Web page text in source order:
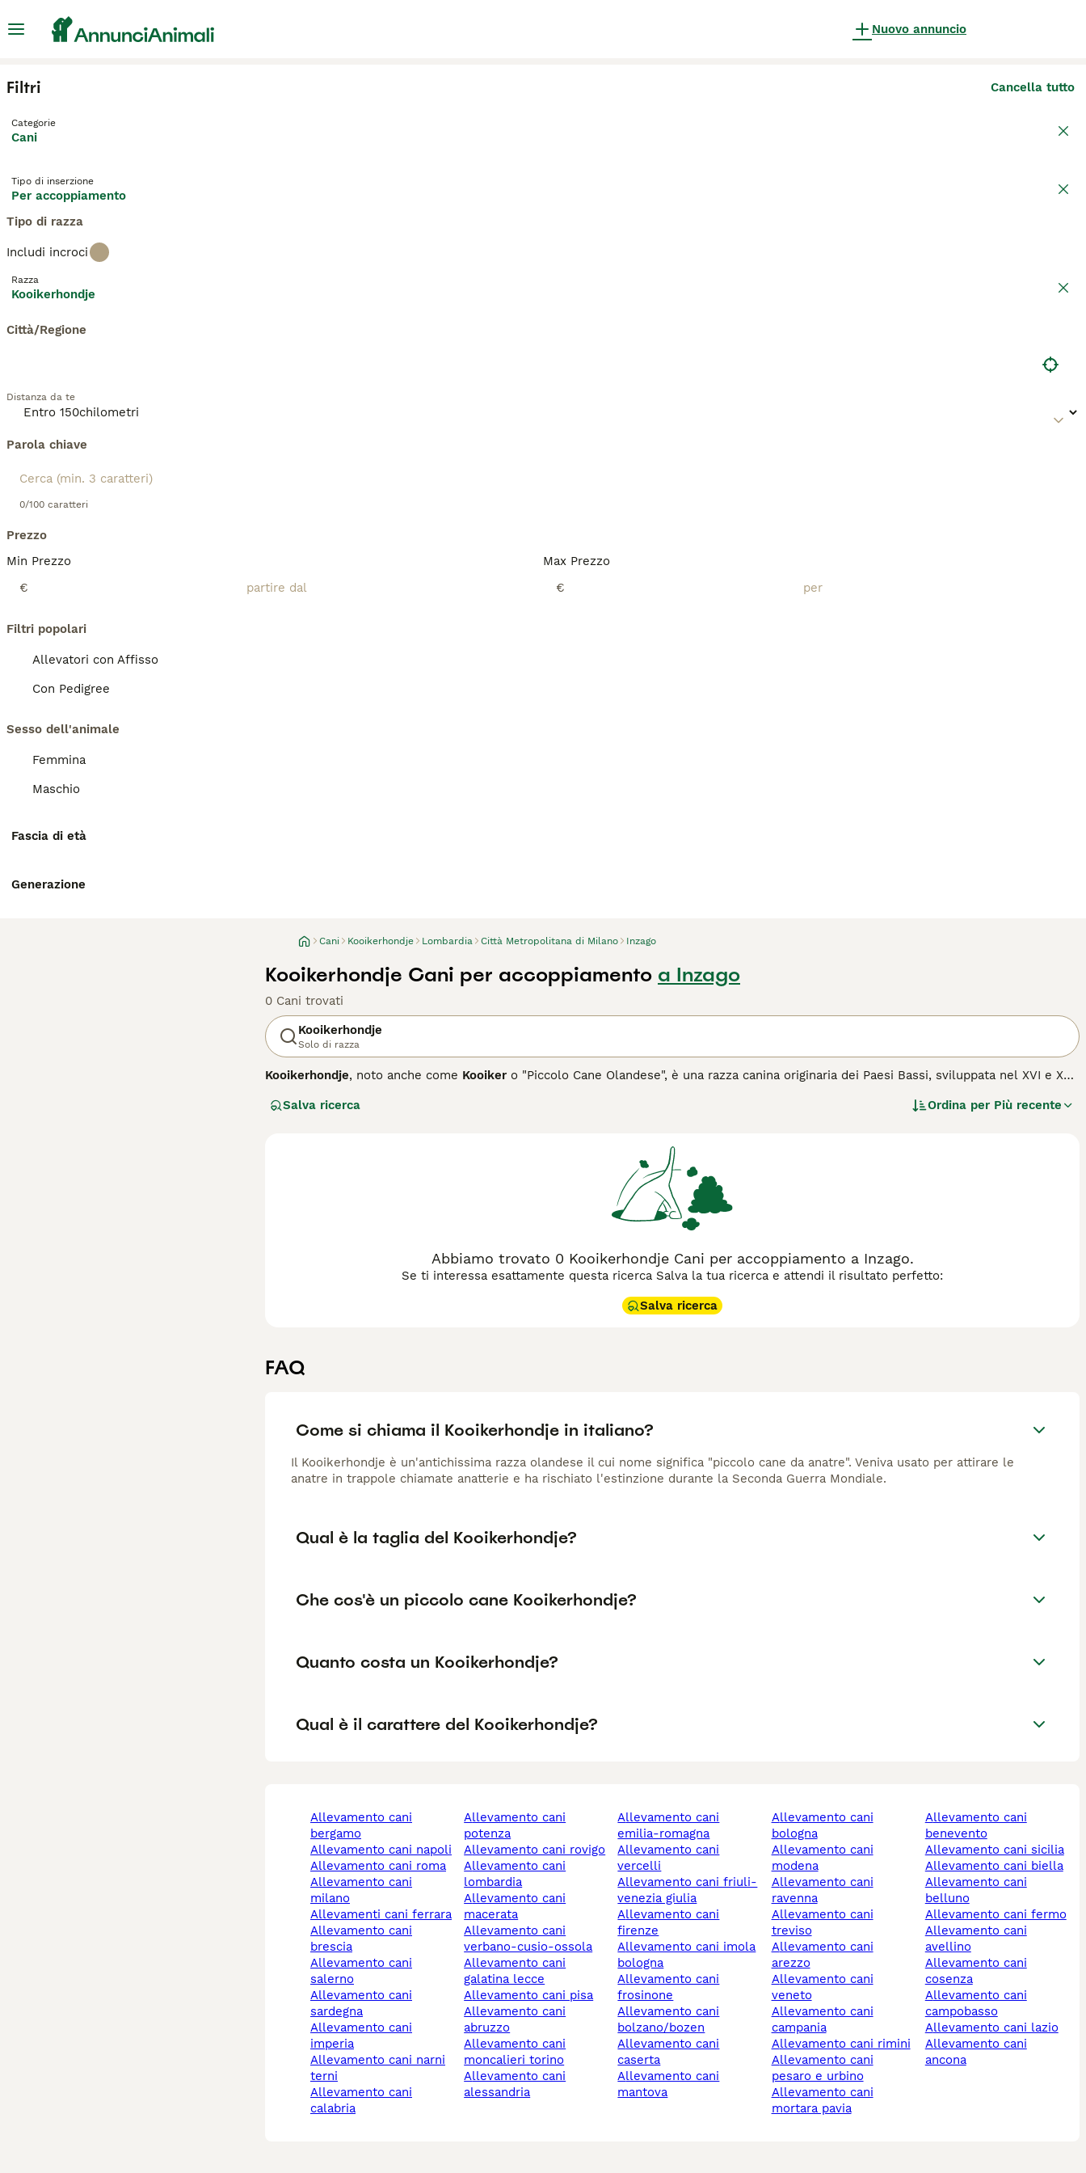
Nuovo annuncio
Filtri Cancella tutto
Categorie
Cani
Tipo di inserzione
Per accoppiamento
Tipo di razza
Includi incroci
Razza
Kooikerhondje
Città/Regione
Distanza da te
Parola chiave
0/100 caratteri
Prezzo
Min Prezzo
€
Max Prezzo
€
Filtri popolari
Allevatori con Affisso
Con Pedigree
Sesso dell'animale
Femmina
Maschio
Fascia di età
Generazione
Cani Kooikerhondje Lombardia Città Metropolitana di Milano Inzago
Kooikerhondje Cani per accoppiamento a Inzago
0 Cani trovati
Kooikerhondje
Solo di razza
Kooikerhondje, noto anche come Kooiker o "Piccolo Cane Olandese", è una razza canina originaria dei Paesi Bassi, sviluppata nel XVI e XVII
nere a punta e coda piumata, è un cane di taglia medio-piccola, agile ed elegante. Il
è noto per il suo temperamento
socializzazione precoce per evitare problemi comportamentali. In Italia, ricerche come "kooikerhondje prezzo", "kooikerhondje
allevamenti italia" e "kooikerhondje cuccioli" sono comuni per chi desidera adottare o acquistare un esemplare. Il
bisogno di cure regolari, tra cui spazzolatura 2-3 volte a settimana e controlli alla salute per prevenire patologie ereditarie. È una scelta
ideale per chi cerca un cane da compagnia energico e dal carattere equilibrato.
Salva ricerca Ordina per Più recente
Abbiamo trovato 0 Kooikerhondje Cani per accoppiamento a Inzago.
Se ti interessa esattamente questa ricerca Salva la tua ricerca e attendi il risultato perfetto:
Salva ricerca
FAQ
Come si chiama il Kooikerhondje in italiano?
Il Kooikerhondje è un'antichissima razza olandese il cui nome significa "piccolo cane da anatre". Veniva usato per attirare le
anatre in trappole chiamate anatterie e ha rischiato l'estinzione durante la Seconda Guerra Mondiale.
Qual è la taglia del Kooikerhondje?
Che cos'è un piccolo cane Kooikerhondje?
Quanto costa un Kooikerhondje?
Qual è il carattere del Kooikerhondje?
allevamento cani
bergamo
allevamento cani napoli
allevamento cani roma
allevamento cani
milano
allevamenti cani ferrara
allevamento cani
brescia
allevamento cani
salerno
allevamento cani
sardegna
allevamento cani
imperia
allevamento cani narni
terni
allevamento cani
calabria
allevamento cani
potenza
allevamento cani rovigo
allevamento cani
lombardia
allevamento cani
macerata
allevamento cani
verbano-cusio-ossola
allevamento cani
galatina lecce
allevamento cani pisa
allevamento cani
abruzzo
allevamento cani
moncalieri torino
allevamento cani
alessandria
allevamento cani
emilia-romagna
allevamento cani
vercelli
allevamento cani friuli-
venezia giulia
allevamento cani
firenze
allevamento cani imola
bologna
allevamento cani
frosinone
allevamento cani
bolzano/bozen
allevamento cani
caserta
allevamento cani
mantova
allevamento cani
bologna
allevamento cani
modena
allevamento cani
ravenna
allevamento cani
treviso
allevamento cani
arezzo
allevamento cani
veneto
allevamento cani
campania
allevamento cani rimini
allevamento cani
pesaro e urbino
allevamento cani
mortara pavia
allevamento cani
benevento
allevamento cani sicilia
allevamento cani biella
allevamento cani
belluno
allevamento cani fermo
allevamento cani
avellino
allevamento cani
cosenza
allevamento cani
campobasso
allevamento cani lazio
allevamento cani
ancona